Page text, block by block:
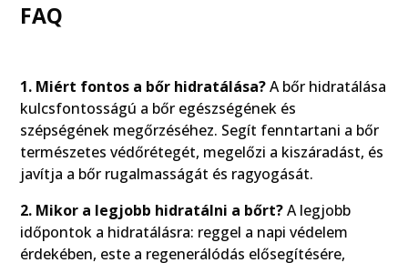
FAQ
1. Miért fontos a bőr hidratálása?A bőr hidratálása
kulcsfontosságú a bőr egészségének és
szépségének megőrzéséhez. Segít fenntartani a bőr
természetes védőrétegét, megelőzi a kiszáradást, és
javítja a bőr rugalmasságát és ragyogását.
2. Mikor a legjobb hidratálni a bőrt?A legjobb
időpontok a hidratálásra: reggel a napi védelem
érdekében, este a regenerálódás elősegítésére,